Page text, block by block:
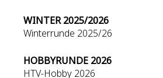
WINTER 2025/2026
Winterrunde 2025/26
HOBBYRUNDE 2026
HTV-Hobby 2026